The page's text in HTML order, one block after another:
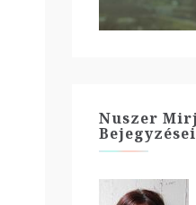
Nuszer
Bejegyzései